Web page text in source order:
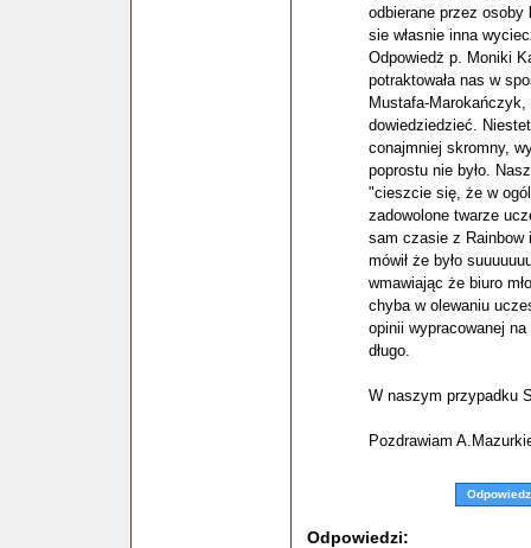
odbierane przez
sie własnie inna
Odpowiedż p. Moniki
potraktowała nas w
Mustafa-
dowiedziedzieć.
conajmniej skromny,
poprostu nie było.
"cieszcie się, że w
zadowolone twarze
sam czasie z Rainbow
mówił że było
wmawiając że biuro
chyba w olewaniu
opinii wypracowanej
długo.
W naszym przypadku
Pozdrawiam
Odpowiedz
Odpowiedzi: